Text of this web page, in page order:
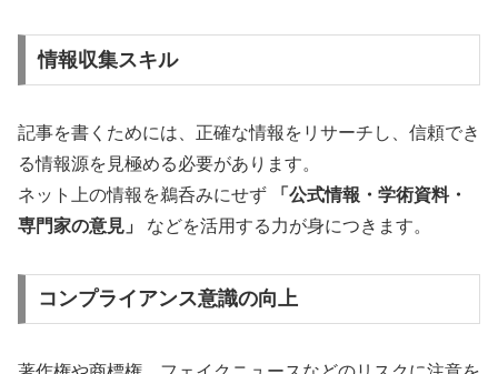
情報収集スキル
記事を書くためには、正確な情報をリサーチし、信頼でき
る情報源を見極める必要があります。
ネット上の情報を鵜呑みにせず
「公式情報・学術資料・
専門家の意見」
などを活用する力が身につきます。
コンプライアンス意識の向上